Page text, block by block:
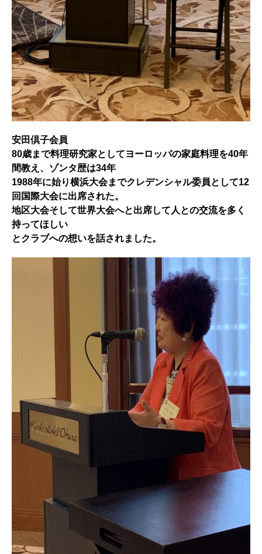
安田倶子会員
80歳まで料理研究家としてヨーロッパの家庭料理を40年
間教え、ゾンタ歴は34年
1988年に始り横浜大会までクレデンシャル委員として12
回国際大会に出席された。
地区大会そして世界大会へと出席して人との交流を多く
持ってほしい
とクラブへの想いを話されました。